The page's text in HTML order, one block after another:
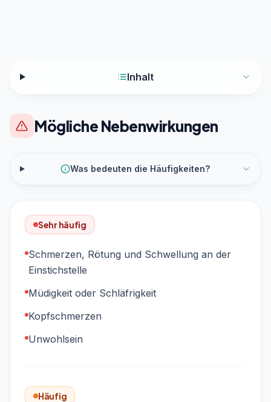
Inhalt
Mögliche Nebenwirkungen
Was bedeuten die Häufigkeiten?
Sehr häufig
Schmerzen, Rötung und Schwellung an der
Einstichstelle
Müdigkeit oder Schläfrigkeit
Kopfschmerzen
Unwohlsein
Häufig